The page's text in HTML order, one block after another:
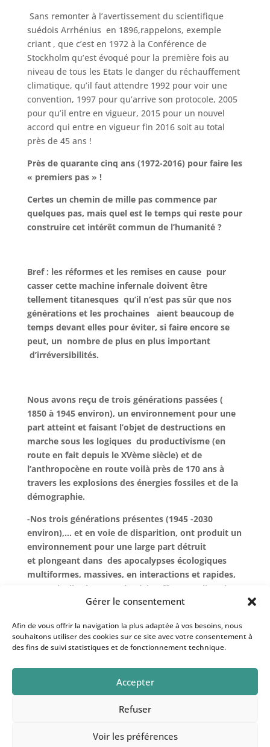
Gérer le consentement
Afin de vous offrir la navigation la plus adaptée à vos besoins, nous
souhaitons utiliser des cookies sur ce site avec votre consentement à
des fins de suivi statistiques et de fonctionnement technique.
Accepter
Refuser
Voir les préférences
Sans remonter à l’avertissement du scientifique
suédois Arrhénius en 1896,rappelons, exemple
criant , que c’est en 1972 à la Conférence de
Stockholm qu’est évoqué pour la première fois au
niveau de tous les Etats le danger du réchauffement
climatique, qu’il faut attendre 1992 pour voir une
convention, 1997 pour qu’arrive son protocole, 2005
pour qu’il entre en vigueur, 2015 pour un nouvel
accord qui entre en vigueur fin 2016 soit au total
près de 45 ans !
Près de quarante cinq ans (1972-2016) pour faire les
« premiers pas » !
Certes un chemin de mille pas commence par
quelques pas, mais quel est le temps qui reste pour
construire cet intérêt commun de l’humanité ?
Bref : les réformes et les remises en cause pour
casser cette machine infernale doivent être
tellement titanesques qu’il n’est pas sûr que nos
générations et les prochaines aient beaucoup de
temps devant elles pour éviter, si faire encore se
peut, un nombre de plus en plus important
d’irréversibilités.
Nous avons reçu de trois générations passées (
1850 à 1945 environ), un environnement pour une
part atteint et faisant l’objet de destructions en
marche sous les logiques du productivisme (en
route en fait depuis le XVème siècle) et de
l’anthropocène en route voilà près de 170 ans à
travers les explosions des énergies fossiles et de la
démographie.
-Nos trois générations présentes (1945 -2030
environ),… et en voie de disparition, ont produit un
environnement pour une large part détruit
et plongeant dans des apocalypses écologiques
multiformes, massives, en interactions et rapides,
en particulier à travers le réchauffement climatique
et les atteintes à la diversité biologique.
-Les trois générations qui ont commencé à voir le
jour et qui viennent (2030 à 2110 environ) se
trouvent donc devant une question vitale : cette
veille de fin des temps peut-elle encore, à travers
quelles volontés et quels moyens, et quelles
marges de manœuvres se transformer en aube